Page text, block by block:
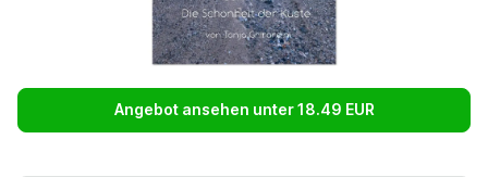
Angebot ansehen unter 18.49 EUR